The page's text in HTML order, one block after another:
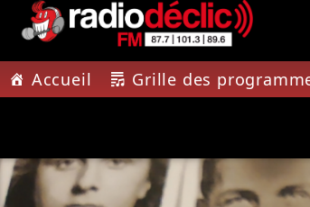
Accueil Grille des